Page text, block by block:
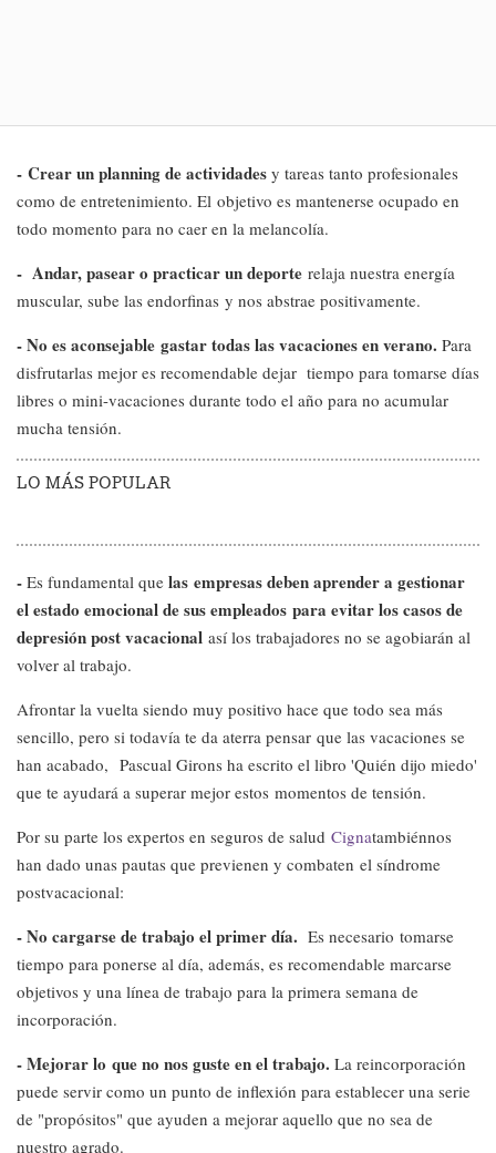
- Crear un planningde actividades y tareas tanto profesionales
como de entretenimiento. El objetivo es mantenerse ocupado en
todo momento para no caer en la melancolía.
- Andar, pasear o practicar un deporte relaja nuestra energía
muscular, sube las endorfinas y nos abstrae positivamente.
- No es aconsejable gastar todas las vacaciones en verano. Para
disfrutarlas mejor es recomendable dejar tiempo para tomarse días
libres o mini-vacaciones durante todo el año para no acumular
mucha tensión.
LO MÁS POPULAR
- Es fundamental que las empresas deben aprender a gestionar
el estado emocional de sus empleados para evitar los casos de
depresión post vacacional así los trabajadores no se agobiarán al
volver al trabajo.
Afrontar la vuelta siendo muy positivo hace que todo sea más
sencillo, pero si todavía te da aterra pensar que las vacaciones se
han acabado, Pascual Girons ha escrito el libro 'Quién dijo miedo'
que te ayudará a superar mejor estos momentos de tensión.
Por su parte los expertos en seguros de salud Cignatambiénnos
han dado unas pautas que previenen y combaten el síndrome
postvacacional:
- No cargarse de trabajo el primer día. Es necesario tomarse
tiempo para ponerse al día, además, es recomendable marcarse
objetivos y una línea de trabajo para la primera semana de
incorporación.
- Mejorar lo que no nos guste en el trabajo. La reincorporación
puede servir como un punto de inflexión para establecer una serie
de "propósitos" que ayuden a mejorar aquello que no sea de
nuestro agrado.